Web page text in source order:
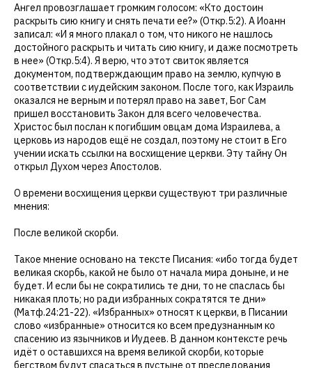
Ангел провозглашает громким голосом: «Кто достоин
раскрыть сию книгу и снять печати ее?» (Откр.5:2). А Иоанн
записал: «И я много плакал о том, что никого не нашлось
достойного раскрыть и читать сию книгу, и даже посмотреть
в нее» (Откр.5:4). Я верю, что этот свиток является
документом, подтверждающим право на землю, купчую в
соответствии с иудейским законом. После того, как Израиль
оказался не верным и потерял право на завет, Бог Сам
пришел восстановить Закон для всего человечества.
Христос был послан к погибшим овцам дома Израилева, а
церковь из народов ещё не создал, поэтому не стоит в Его
учении искать ссылки на восхищение церкви. Эту тайну Он
открыл Духом через Апостолов.
О времени восхищения церкви существуют три различные
мнения:
После великой скорби.
Такое мнение основано на тексте Писания: «ибо тогда будет
великая скорбь, какой не было от начала мира доныне, и не
будет. И если бы не сократились те дни, то не спаслась бы
никакая плоть; но ради избранных сократятся те дни»
(Матф.24:21-22). «Избранных» относят к церкви, в Писании
слово «избранные» относится ко всем предузнанным ко
спасению из язычников и Иудеев. В данном контексте речь
идёт о оставшихся на время великой скорби, которые
бегством будут спасаться в пустыне от преследования